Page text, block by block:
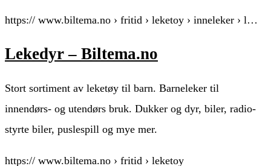
https:// www.biltema.no › fritid › leketoy › inneleker › l…
Lekedyr – Biltema.no
Stort sortiment av leketøy til barn. Barneleker til
innendørs- og utendørs bruk. Dukker og dyr, biler, radio-
styrte biler, puslespill og mye mer.
https:// www.biltema.no › fritid › leketoy